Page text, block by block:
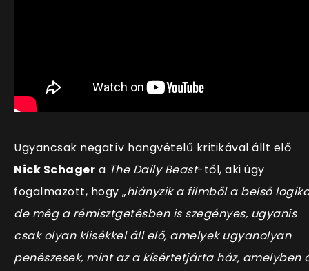
Ugyancsak negatív hangvételű kritikával állt elő
Nick Schager a The Daily Beast-től, aki úgy
fogalmazott, hogy „hiányzik a filmből a belső
de még a rémisztgetésben is szegényes, ugyanis
csak olyan klisékkel áll elő, amelyek ugyanolyan
penészesek, mint az a kísértetjárta ház, amelyben